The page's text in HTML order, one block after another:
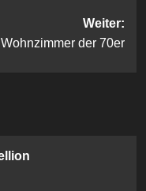
Weiter:
Wohnzimmer der 70er